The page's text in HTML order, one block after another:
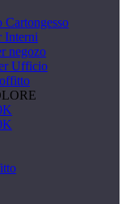
Interni
negozo
Ufficio